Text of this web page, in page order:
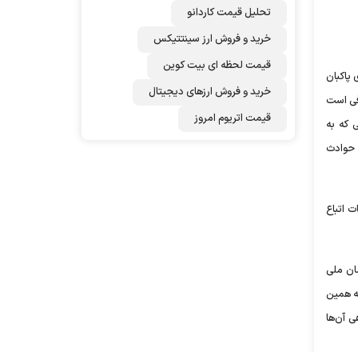
پاکبان
است
که به
حوادث
اتباع
سازمان ملی
همین
آن‌ها
تحلیل قیمت کاردانو
خرید و فروش ارز سینتتیکس
قیمت لحظه ای بیت کوین
خرید و فروش ارزهای دیجیتال
قیمت اتریوم امروز